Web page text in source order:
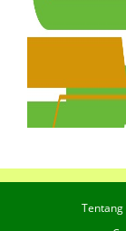
Tentang